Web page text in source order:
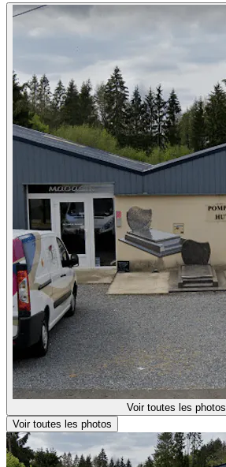
Voir toutes les photos
Voir toutes les photos